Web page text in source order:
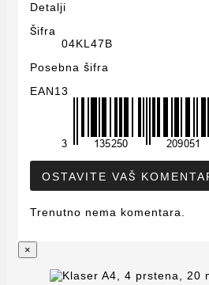
Detalji
Šifra
04KL47B
Posebna šifra
EAN13
OSTAVITE VAŠ
Trenutno nema komentara.
×